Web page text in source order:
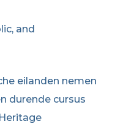
and
eilanden nemen
durende cursus